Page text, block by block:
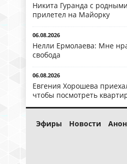
Никита Гуранда с
прилетел на Майорку
06.08.2026
Нелли Ермолаева: Мне
свобода
06.08.2026
Евгения Хорошева
чтобы посмотреть
Эфиры Новости